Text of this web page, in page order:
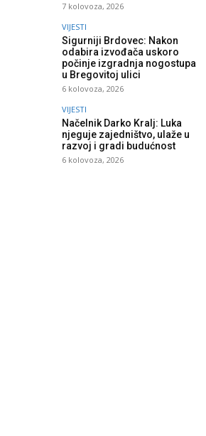
7 kolovoza, 2026
VIJESTI
Sigurniji Brdovec: Nakon
odabira izvođača uskoro
počinje izgradnja nogostupa
u Bregovitoj ulici
6 kolovoza, 2026
VIJESTI
Načelnik Darko Kralj: Luka
njeguje zajedništvo, ulaže u
razvoj i gradi budućnost
6 kolovoza, 2026